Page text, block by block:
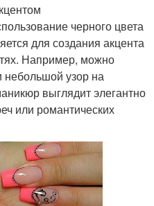
черного цвета
для создания акцента
Например, можно
небольшой узор на
выглядит элегантно
или романтических